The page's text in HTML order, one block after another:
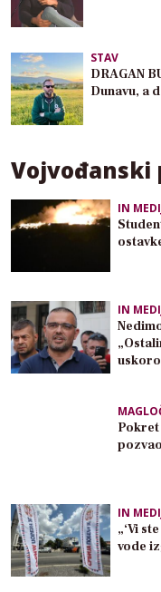
STAV
DRAGAN
Dunavu, a
Vojvođanski
IN
IN
Pokret
IN
„‘Vi
vode